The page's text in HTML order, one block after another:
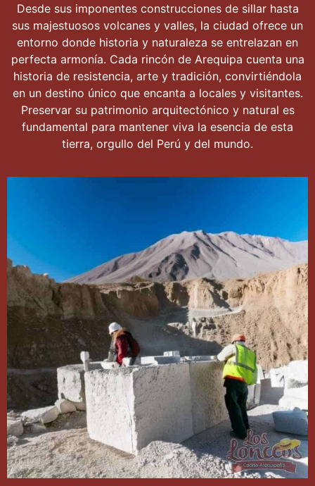
Desde sus imponentes construcciones de sillar hasta
sus majestuosos volcanes y valles, la ciudad ofrece un
entorno donde historia y naturaleza se entrelazan en
perfecta armonía. Cada rincón de Arequipa cuenta una
historia de resistencia, arte y tradición, convirtiéndola
en un destino único que encanta a locales y visitantes.
Preservar su patrimonio arquitectónico y natural es
fundamental para mantener viva la esencia de esta
tierra, orgullo del Perú y del mundo.